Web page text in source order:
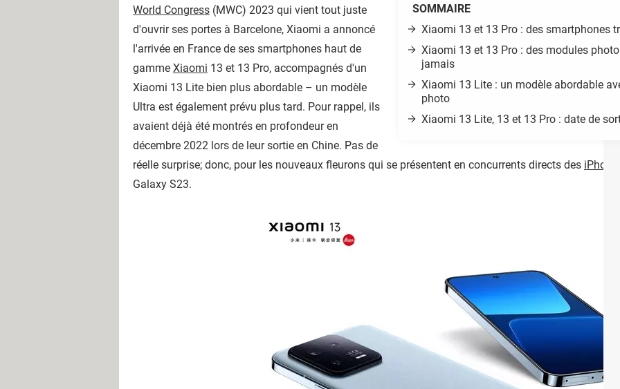
SOMMAIRE
Xiaomi 13 et 13 Pro : des smartphones
Xiaomi 13 et 13 Pro : des modules
jamais
Xiaomi 13 Lite : un modèle abordable
photo
Xiaomi 13 Lite, 13 et 13 Pro : date de
World Congress (MWC) 2023 qui vient tout juste
d'ouvrir ses portes à Barcelone, Xiaomi a annoncé
l'arrivée en France de ses smartphones haut de
gamme Xiaomi 13 et 13 Pro, accompagnés d'un
Xiaomi 13 Lite bien plus abordable – un modèle
Ultra est également prévu plus tard. Pour rappel, ils
avaient déjà été montrés en profondeur en
décembre 2022 lors de leur sortie en Chine. Pas de
réelle surprise; donc, pour les nouveaux fleurons qui se présentent en concurrents directs des iPhone
Galaxy S23.